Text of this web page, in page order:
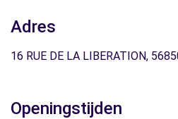
Adres
16 RUE DE LA LIBERATION,
Openingstijden